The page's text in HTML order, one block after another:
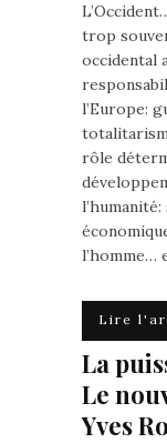
trop
occidental
l’Europe:
rôle
l’homme…
Lire
La
Le
Yves